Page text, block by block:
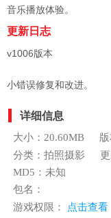
音乐播放体验。
更新日志
v1006版本
小错误修复和改进。
详细信息
大小：20.60MB
分类：拍照摄影
MD5：未知
包名：
游戏权限：
点击查看